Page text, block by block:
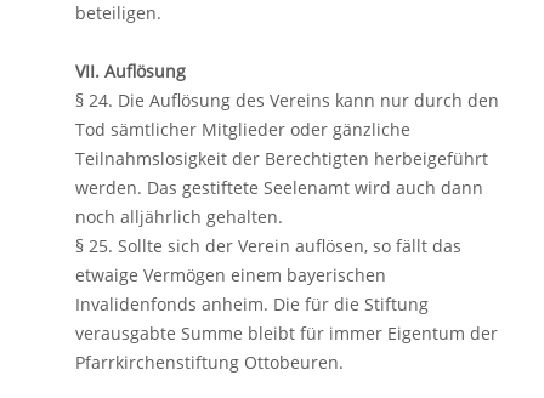
beteiligen.
VII. Auflösung
§ 24. Die Auflösung des Vereins kann nur durch den
Tod sämtlicher Mitglieder oder gänzliche
Teilnahmslosigkeit der Berechtigten herbeigeführt
werden. Das gestiftete Seelenamt wird auch dann
noch alljährlich gehalten.
§ 25. Sollte sich der Verein auflösen, so fällt das
etwaige Vermögen einem bayerischen
Invalidenfonds anheim. Die für die Stiftung
verausgabte Summe bleibt für immer Eigentum der
Pfarrkirchenstiftung Ottobeuren.